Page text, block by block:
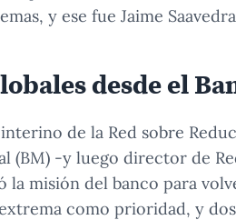
y ese fue Jaime
desde el
de la Red sobre
(BM) -y luego director de
misión del banco para
como prioridad, y